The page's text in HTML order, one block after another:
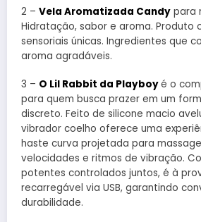
2 – Vela Aromatizada Candy para
Hidratação, sabor e aroma. Produto
sensoriais únicas. Ingredientes que
aroma agradáveis.
3 – O Lil Rabbit da Playboyé o
para quem busca prazer em um
discreto. Feito de silicone macio
vibrador coelho oferece uma
haste curva projetada para
velocidades e ritmos de vibração.
potentes controlados juntos, é à
recarregável via USB, garantindo
durabilidade.